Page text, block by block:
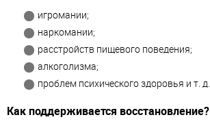
игромании;
наркомании;
расстройств пищевого поведения;
алкоголизма;
проблем психического здоровья и т. д.
Как поддерживается восстановление?